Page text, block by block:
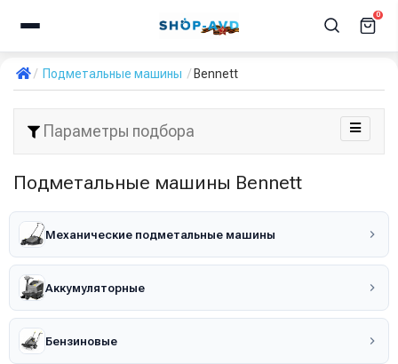
0
Подметальные машины Bennett
Параметры подбора
Подметальные машины Bennett
Механические подметальные машины
Аккумуляторные
Бензиновые